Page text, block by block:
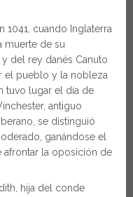
1041, cuando Inglaterra
muerte de su
del rey danés Canuto
el pueblo y la nobleza
tuvo lugar el día de
antiguo
se distinguió
ganándose el
la oposición de
hija del conde